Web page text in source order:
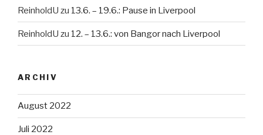
ReinholdU zu 13.6. – 19.6.: Pause in Liverpool
ReinholdU zu 12. – 13.6.: von Bangor nach Liverpool
ARCHIV
August 2022
Juli 2022